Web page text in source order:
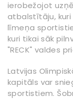
ierobežojot
atbalstītāju,
līmeņa
kuri tikai sāk
"RECK" valdes
Latvijas
kapitāls var
sportistiem.